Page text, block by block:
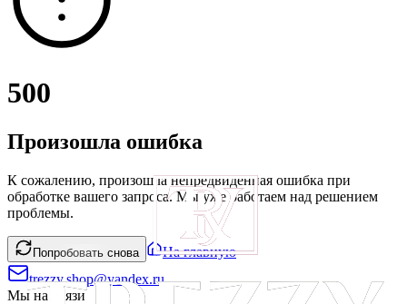
500
Произошла ошибка
К сожалению, произошла непредвиденная ошибка при
обработке вашего запроса. Мы уже работаем над решением
проблемы.
Попробовать снова
На главную
trezzy.shop@yandex.ru
Мы на связи